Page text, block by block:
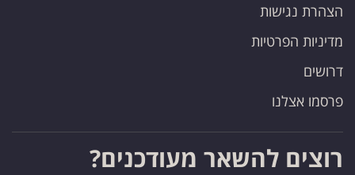
הצהרת נגישות
מדיניות הפרטיות
דרושים
פרסמו אצלנו
רוצים להשאר מעודכנים?